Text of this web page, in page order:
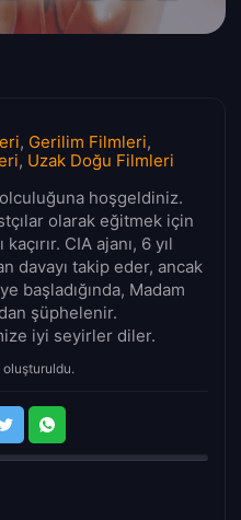
, Gerilim Filmleri,
, Uzak Doğu Filmleri
hoşgeldiniz.
olarak eğitmek için
CIA ajanı, 6 yıl
davayı takip eder, ancak
başladığında, Madam
şüphelenir.
iyi seyirler diler.
oluşturuldu.